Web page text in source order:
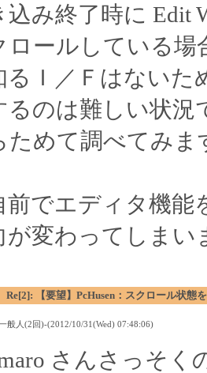
込み終了時に Edit
ロールしている
るＩ／Ｆはないた
るのは難しい状況
ためて調べてみ
前でエディタ機
が変わってしまい
Re[2]: 【要望】PcHusen：スクロール状態
般人(2回)-(2012/10/31(Wed) 07:48:06)
さんさっそ